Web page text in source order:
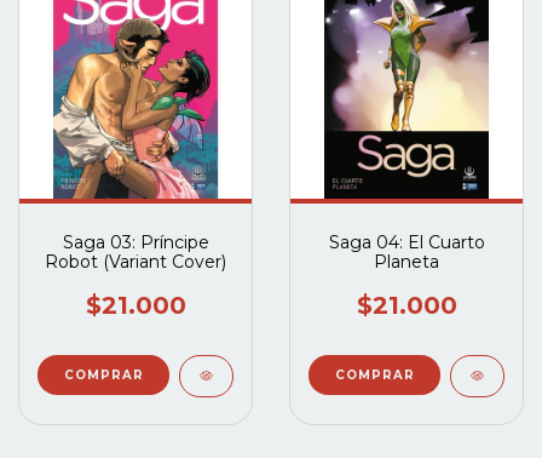
Saga 03: Príncipe
Robot (Variant Cover)
$21.000
Saga 04: El Cuarto
Planeta
$21.000